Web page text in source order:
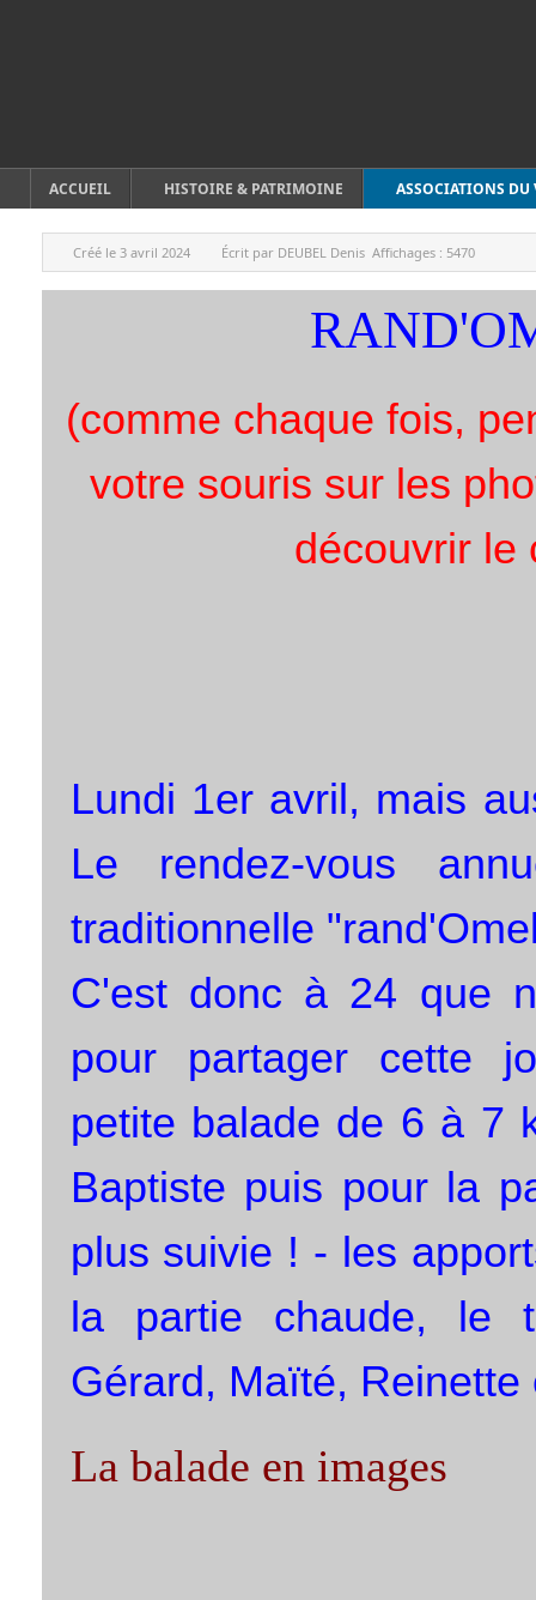
ACCUEIL HISTOIRE & PATRIMOINE ASSOCIATIONS DU
Créé le 3 avril 2024 Écrit par DEUBEL Denis Affichages : 5470
(comme chaque fois,
votre souris sur les
découvrir le
Lundi 1er avril, mais
Le rendez-vous
traditionnelle
C'est donc à 24 que
pour partager cette
petite balade de 6 à 7
Baptiste puis pour la
plus suivie ! - les
la partie chaude, le
Gérard, Maïté, Reinette
La balade en images